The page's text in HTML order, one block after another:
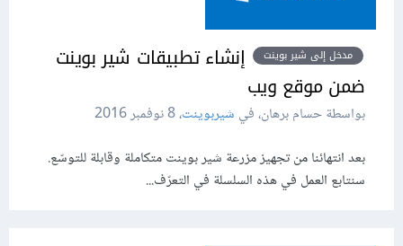
مدخل إلى شير بوينت
إنشاء تطبيقات شير بوينت
ضمن موقع ويب
بواسطة حسام برهان، في شيربوينت،8 نوفمبر 2016
بعد انتهائنا من تجهيز مزرعة شير بوينت متكاملة وقابلة للتوسّع.
سنتابع العمل في هذه السلسلة في التعرّف...